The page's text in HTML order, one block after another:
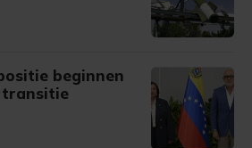
beginnen
transitie